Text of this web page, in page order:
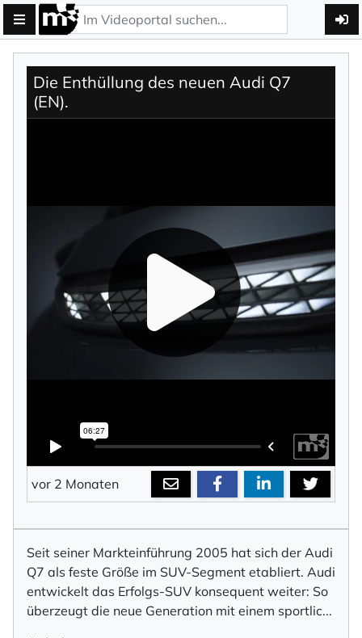
Die Enthüllung des neuen Audi Q7
(EN).
vor 2 Monaten
Seit seiner Markteinführung 2005 hat sich der Audi
Q7 als feste Größe im SUV-Segment etabliert. Audi
entwickelt das Erfolgs-SUV konsequent weiter: So
überzeugt die neue Generation mit einem sportlic...